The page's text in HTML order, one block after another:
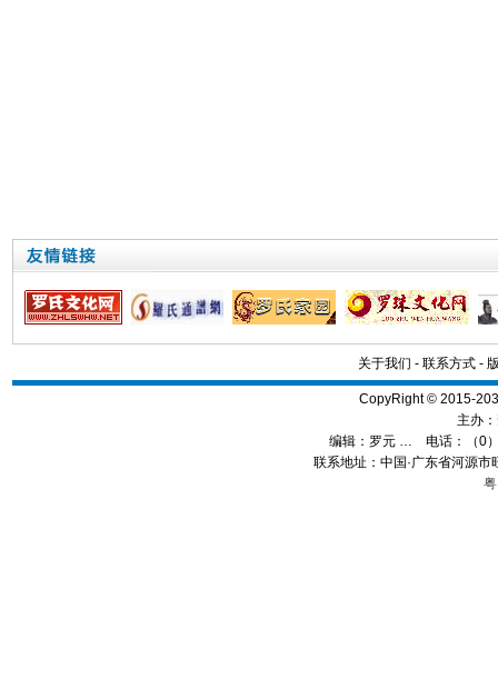
关于我们 - 联系方式-
CopyRight © 2015-
主办：
编辑： 罗元 … 电话：（0
联系地址：中国·广东省河源